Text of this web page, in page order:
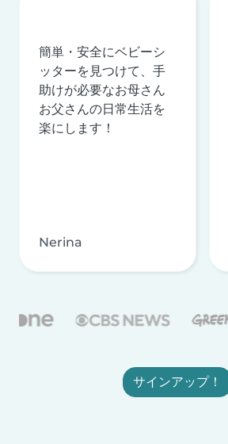
簡単・安全にベビーシ
ッターを見つけて、手
助けが必要なお母さん
お父さんの日常生活を
楽にします！
Nerina
サインアップ！